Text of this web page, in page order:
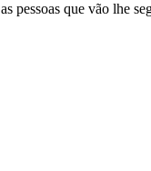
que vão lhe